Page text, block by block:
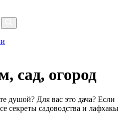
сад, огород
душой? Для вас это дача? Если
секреты садоводства и лафхакы